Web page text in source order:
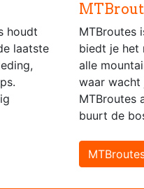
houdt
laatste
MTBroutes
biedt je het
alle
waar wacht
MTBroutes
buurt de